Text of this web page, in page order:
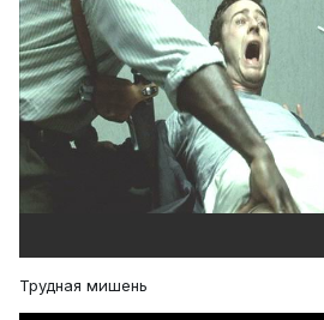
Трудная мишень